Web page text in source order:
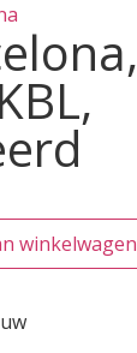
winkelwagen